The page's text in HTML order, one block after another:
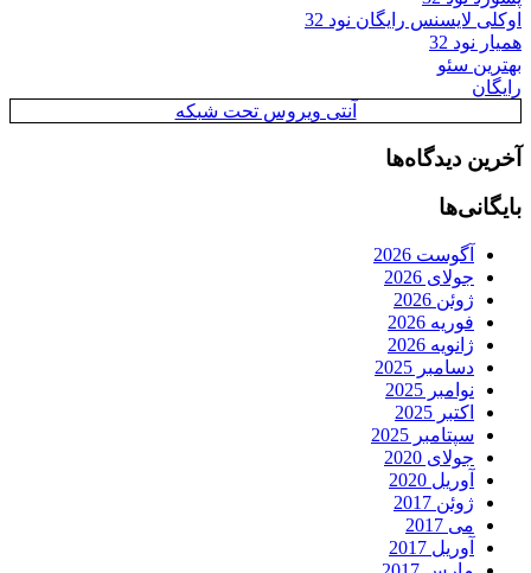
اوکلی لایسنس رایگان نود 32
همیار نود 32
بهترین سئو
رایگان
آنتی ویروس تحت شبکه
آخرین دیدگاه‌ها
بایگانی‌ها
آگوست 2026
جولای 2026
ژوئن 2026
فوریه 2026
ژانویه 2026
دسامبر 2025
نوامبر 2025
اکتبر 2025
سپتامبر 2025
جولای 2020
آوریل 2020
ژوئن 2017
می 2017
آوریل 2017